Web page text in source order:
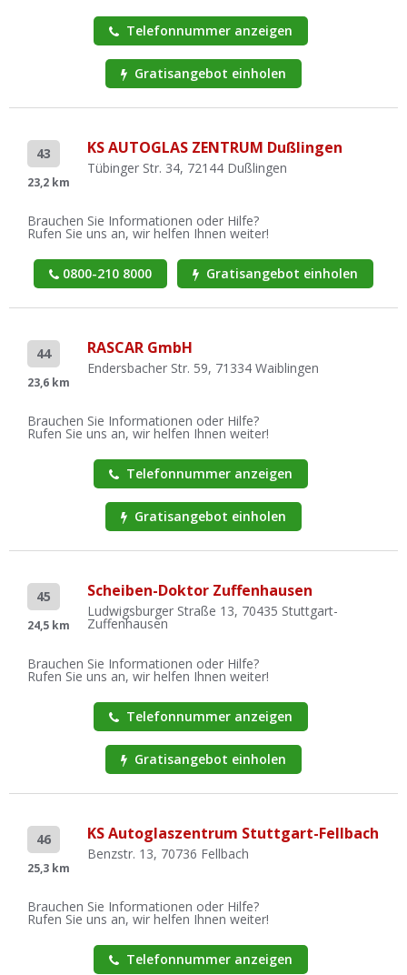
Telefonnummer anzeigen
Gratisangebot einholen
43
23,2 km
KS AUTOGLAS ZENTRUM Dußlingen
Tübinger Str. 34, 72144 Dußlingen
Brauchen Sie Informationen oder Hilfe?
Rufen Sie uns an, wir helfen Ihnen weiter!
0800-210 8000 Gratisangebot einholen
44
23,6 km
RASCAR GmbH
Endersbacher Str. 59, 71334 Waiblingen
Brauchen Sie Informationen oder Hilfe?
Rufen Sie uns an, wir helfen Ihnen weiter!
Telefonnummer anzeigen
Gratisangebot einholen
45
24,5 km
Scheiben-Doktor Zuffenhausen
Ludwigsburger Straße 13, 70435 Stuttgart-
Zuffenhausen
Brauchen Sie Informationen oder Hilfe?
Rufen Sie uns an, wir helfen Ihnen weiter!
Telefonnummer anzeigen
Gratisangebot einholen
46
25,3 km
KS Autoglaszentrum Stuttgart-Fellbach
Benzstr. 13, 70736 Fellbach
Brauchen Sie Informationen oder Hilfe?
Rufen Sie uns an, wir helfen Ihnen weiter!
Telefonnummer anzeigen